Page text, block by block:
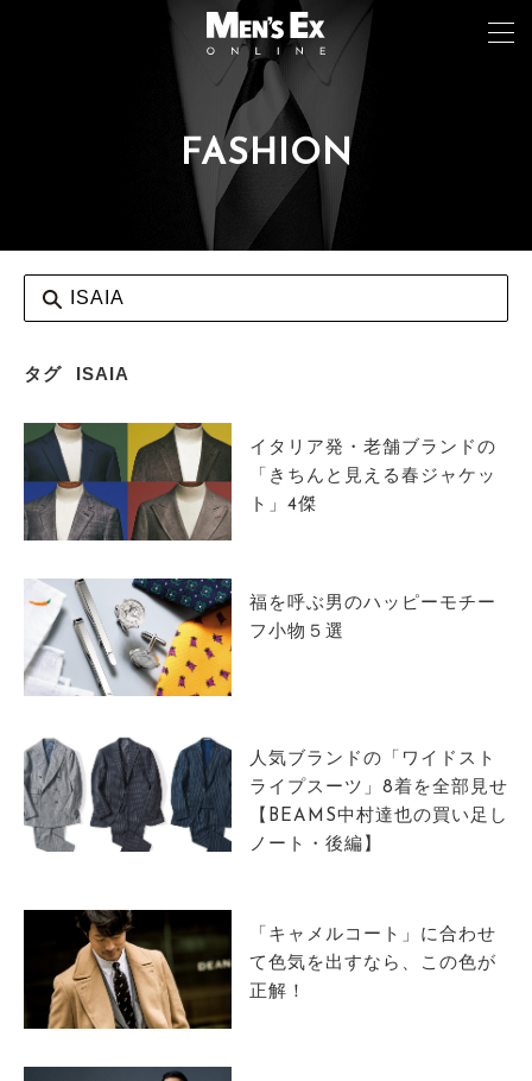
FASHION
タグ ISAIA
イタリア発・老舗ブランドの
「きちんと見える春ジャケッ
ト」4傑
福を呼ぶ男のハッピーモチー
フ小物５選
人気ブランドの「ワイドスト
ライプスーツ」8着を全部見せ
【BEAMS中村達也の買い足し
ノート・後編】
「キャメルコート」に合わせ
て色気を出すなら、この色が
正解！
CAR&BIKE
LIFESTYLE
COLUMN
MAGAZINE
ABOUT SITE
サイトマップ